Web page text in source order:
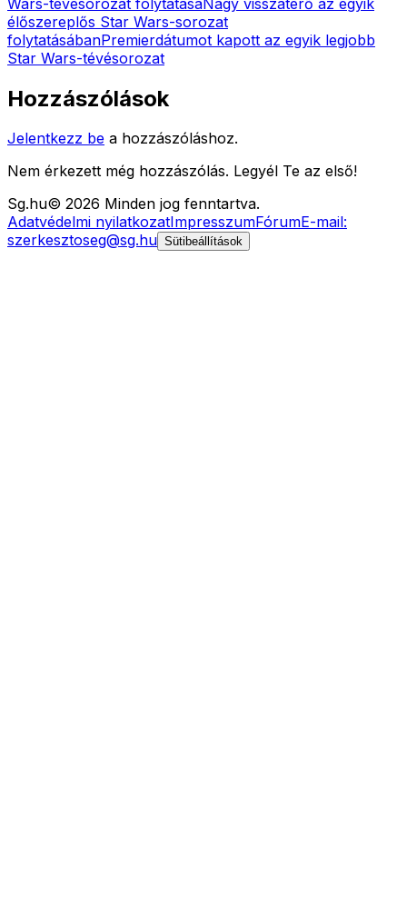
élőszereplős Star Wars-sorozat
folytatásábanPremierdátumot kapott az egyik legjobb
Star Wars-tévésorozat
Hozzászólások
Jelentkezz be a hozzászóláshoz.
Nem érkezett még hozzászólás. Legyél Te az első!
Sg.hu© 2026 Minden jog fenntartva.
Adatvédelmi nyilatkozatImpresszumFórumE-mail:
szerkesztoseg@sg.hu Sütibeállítások